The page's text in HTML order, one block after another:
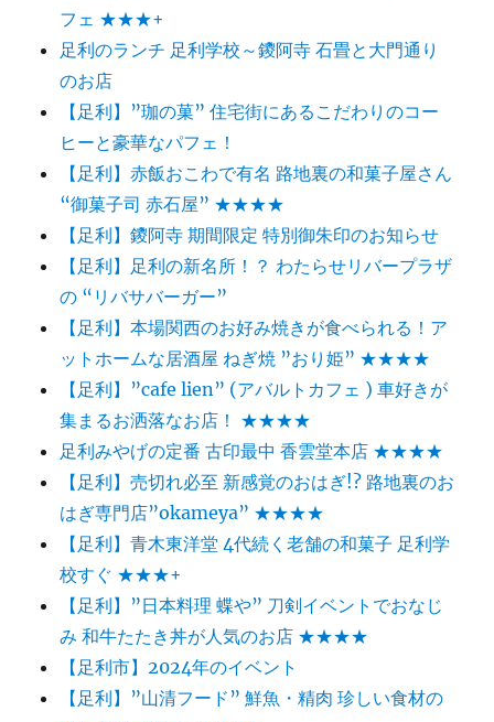
フェ ★★★+
足利のランチ 足利学校～鑁阿寺 石畳と大門通り
のお店
【足利】”珈の菓” 住宅街にあるこだわりのコー
ヒーと豪華なパフェ！
【足利】赤飯おこわで有名 路地裏の和菓子屋さん
“御菓子司 赤石屋” ★★★★
【足利】鑁阿寺 期間限定 特別御朱印のお知らせ
【足利】足利の新名所！？ わたらせリバープラザ
の “リバサバーガー”
【足利】本場関西のお好み焼きが食べられる！ア
ットホームな居酒屋 ねぎ焼 ”おり姫” ★★★★
【足利】”cafe lien” (アバルトカフェ ) 車好きが
集まるお洒落なお店！ ★★★★
足利みやげの定番 古印最中 香雲堂本店 ★★★★
【足利】売切れ必至 新感覚のおはぎ!? 路地裏のお
はぎ専門店”okameya” ★★★★
【足利】青木東洋堂 4代続く老舗の和菓子 足利学
校すぐ ★★★+
【足利】”日本料理 蝶や” 刀剣イベントでおなじ
み 和牛たたき丼が人気のお店 ★★★★
【足利市】2024年のイベント
【足利】”山清フード” 鮮魚・精肉 珍しい食材の